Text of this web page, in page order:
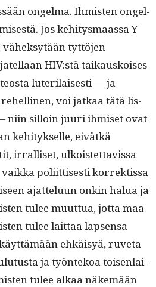
ongel­ma. Ihmis­ten ongel­
Jos kehi­tys­maas­sa Y
tyt­tö­jen
HIV:stä taikauskois­es­
luter­i­lais­es­ti — ja
voi jatkaa tätä lis­
niin sil­loin juuri ihmiset ovat
kehi­tyk­selle, eivätkä
irral­liset, ulkois­tet­tavis­sa
poli­it­tis­es­ti kor­rek­tis­sa
ajat­telu­un onkin halua ja
tulee muut­tua, jot­ta maa
tulee lait­taa lapsen­sa
ehkäisyä, ruve­ta
ja työn­tekoa toisen­lai­
tulee alkaa näkemään